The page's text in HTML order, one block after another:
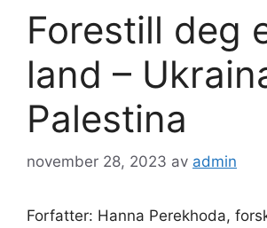
Forestill deg
land –
Palestina
november 28, 2023 av admin
Forfatter: Hanna Perekhoda,